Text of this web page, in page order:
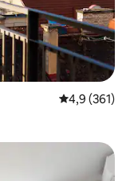
Classificação
4,9 (361)